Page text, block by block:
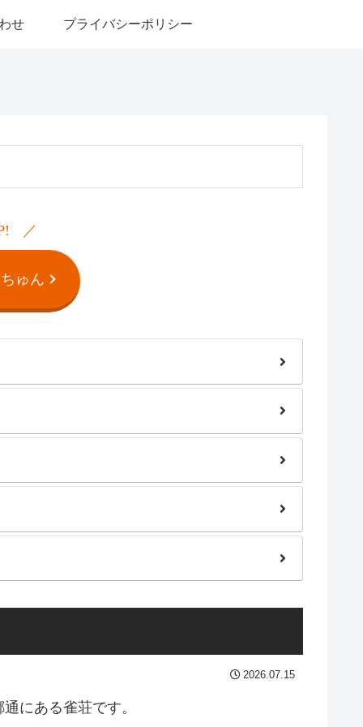
せ プライバシーポリシー
ゅん
2026.07.15
にある雀荘です。